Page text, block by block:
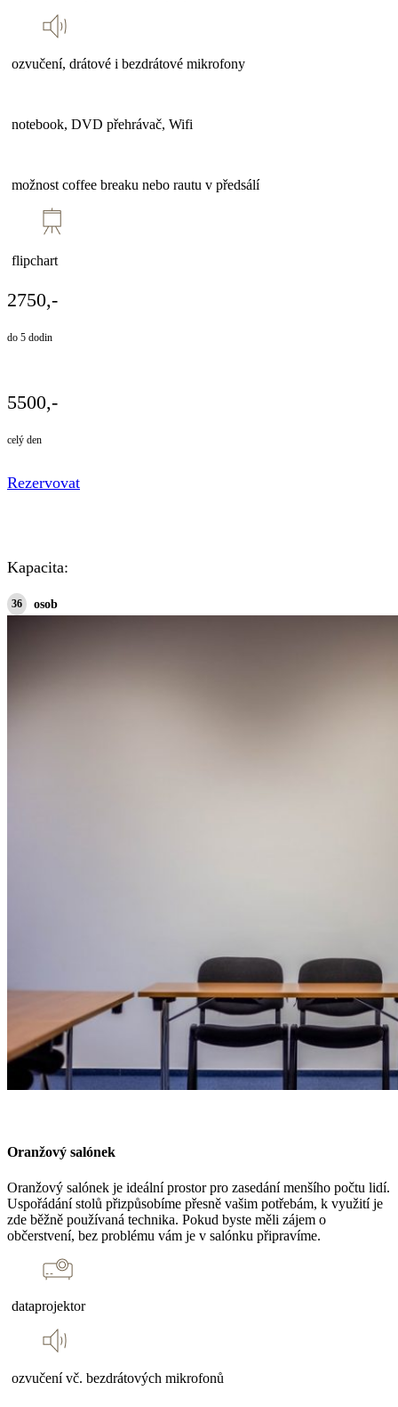
ozvučení, drátové i bezdrátové mikrofony
notebook, DVD přehrávač, Wifi
možnost coffee breaku nebo rautu v předsálí
flipchart
2750,-
do 5 dodin
5500,-
celý den
Rezervovat
Kapacita:
36 osob
Oranžový salónek
Oranžový salónek je ideální prostor pro zasedání menšího počtu lidí.
Uspořádání stolů přizpůsobíme přesně vašim potřebám, k využití je
zde běžně používaná technika. Pokud byste měli zájem o
občerstvení, bez problému vám je v salónku připravíme.
dataprojektor
ozvučení vč. bezdrátových mikrofonů